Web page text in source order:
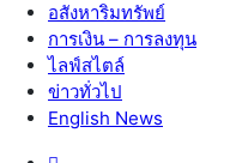
อสังหาริมทรัพย์
การเงิน – การลงทุน
ไลฟ์สไตล์
ข่าวทั่วไป
English News